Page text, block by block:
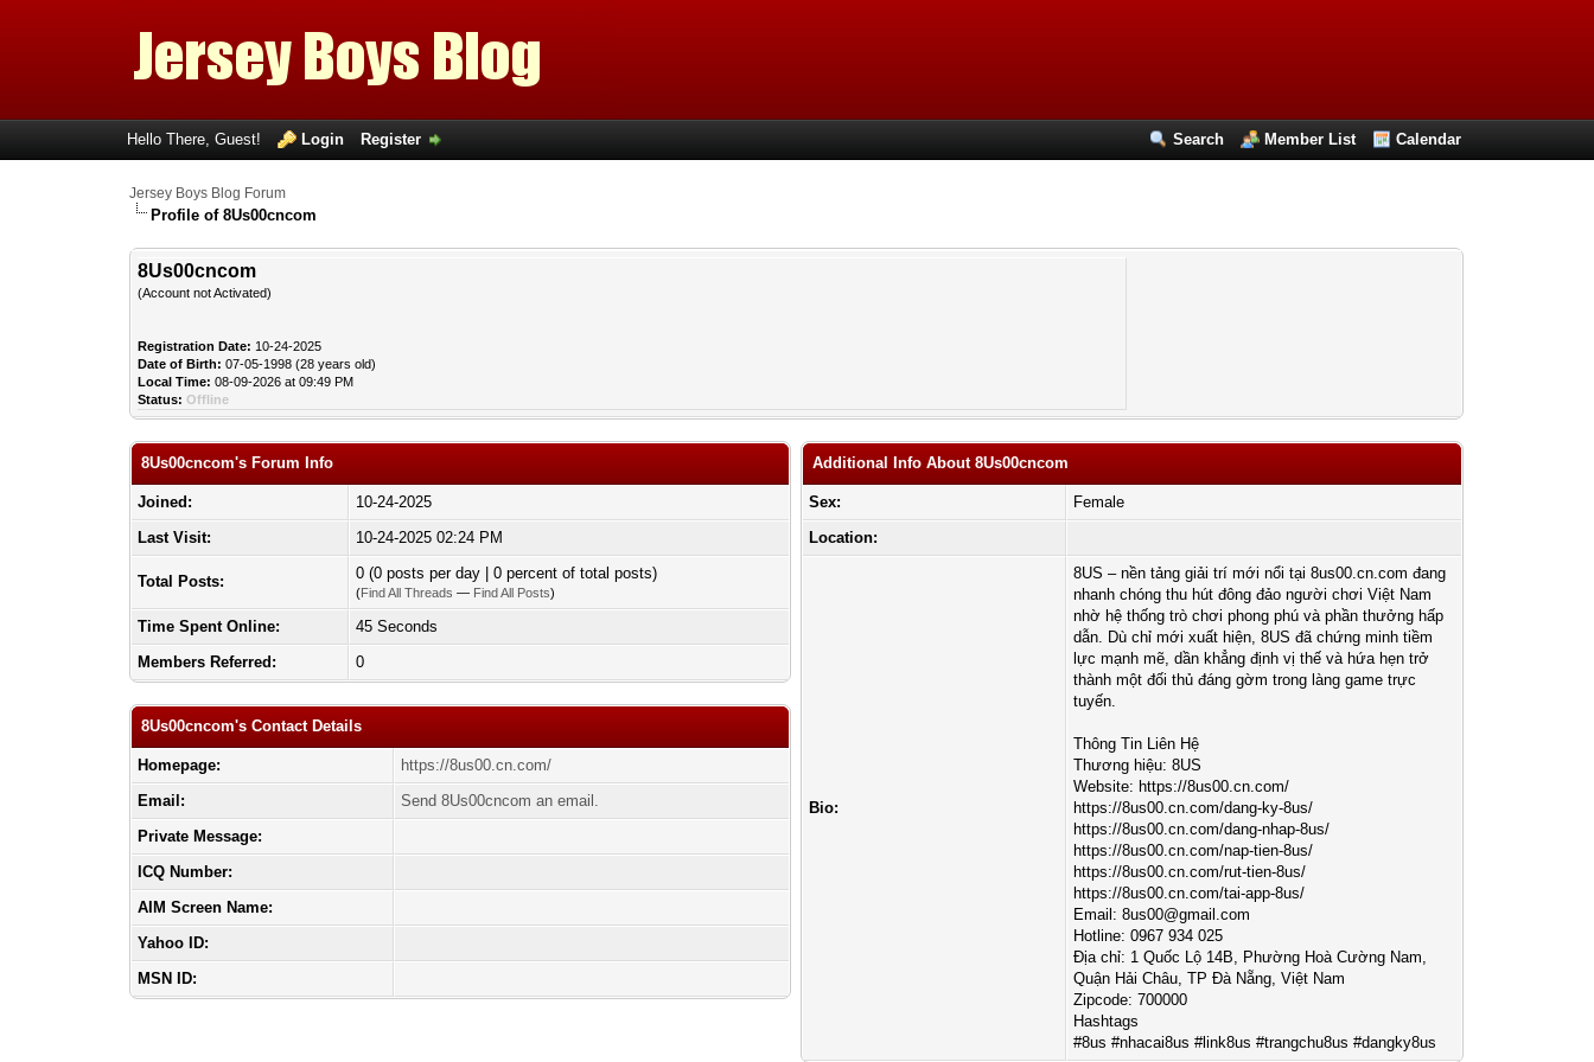
Search Member List Calendar
Hello There, Guest! Login Register
Jersey Boys Blog Forum
Profile of 8Us00cncom
8Us00cncom
(Account not Activated)
Registration Date: 10-24-2025
Date of Birth: 07-05-1998 (28 years old)
Local Time: 08-09-2026 at 09:49 PM
Status: Offline
8Us00cncom's Forum Info
Joined:
10-24-2025
Last Visit:
10-24-2025 02:24 PM
Total Posts: 0 (0 posts per day | 0 percent of total posts)
(Find All Threads — Find All Posts)
Time Spent Online:
45 Seconds
Members Referred:
0
8Us00cncom's Contact Details
Homepage:
https://8us00.cn.com/
Email:
Send 8Us00cncom an email.
Private Message:
ICQ Number:
AIM Screen Name:
Yahoo ID:
MSN ID:
Additional Info About 8Us00cncom
Sex:
Female
Location:
Bio:
8US – nền tảng giải trí mới nổi tại 8us00.cn.com đang
nhanh chóng thu hút đông đảo người chơi Việt Nam
nhờ hệ thống trò chơi phong phú và phần thưởng hấp
dẫn. Dù chỉ mới xuất hiện, 8US đã chứng minh tiềm
lực mạnh mẽ, dần khẳng định vị thế và hứa hẹn trở
thành một đối thủ đáng gờm trong làng game trực
tuyến.
Thông Tin Liên Hệ
Thương hiệu: 8US
Website: https://8us00.cn.com/
https://8us00.cn.com/dang-ky-8us/
https://8us00.cn.com/dang-nhap-8us/
https://8us00.cn.com/nap-tien-8us/
https://8us00.cn.com/rut-tien-8us/
https://8us00.cn.com/tai-app-8us/
Email:8us00@gmail.com
Hotline: 0967 934 025
Địa chỉ: 1 Quốc Lộ 14B, Phường Hoà Cường Nam,
Quận Hải Châu, TP Đà Nẵng, Việt Nam
Zipcode: 700000
Hashtags
#8us #nhacai8us #link8us #trangchu8us #dangky8us